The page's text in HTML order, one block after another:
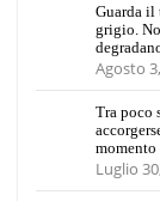
Guarda il
grigio.
Agosto
Tra poco
Luglio